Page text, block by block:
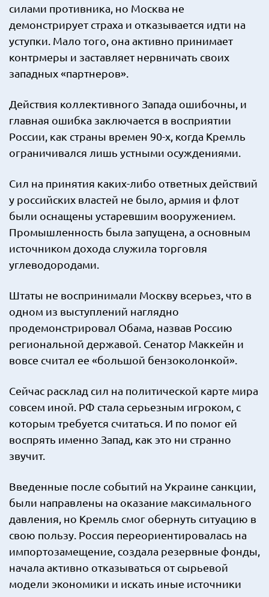
силами противника, но Москва не
демонстрирует страха и отказывается идти на
уступки. Мало того, она активно принимает
контрмеры и заставляет нервничать своих
западных «партнеров».
Действия коллективного Запада ошибочны, и
главная ошибка заключается в восприятии
России, как страны времен 90-х, когда Кремль
ограничивался лишь устными осуждениями.
Сил на принятия каких-либо ответных действий
у российских властей не было, армия и флот
были оснащены устаревшим вооружением.
Промышленность была запущена, а основным
источником дохода служила торговля
углеводородами.
Штаты не воспринимали Москву всерьез, что в
одном из выступлений наглядно
продемонстрировал Обама, назвав Россию
региональной державой. Сенатор Маккейн и
вовсе считал ее «большой бензоколонкой».
Сейчас расклад сил на политической карте мира
совсем иной. РФ стала серьезным игроком, с
которым требуется считаться. И по помог ей
воспрять именно Запад, как это ни странно
звучит.
Введенные после событий на Украине санкции,
были направлены на оказание максимального
давления, но Кремль смог обернуть ситуацию в
свою пользу. Россия переориентировалась на
импортозамещение, создала резервные фонды,
начала активно отказываться от сырьевой
модели экономики и искать иные источники